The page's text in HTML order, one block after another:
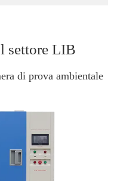
settore LIB
di prova ambientale